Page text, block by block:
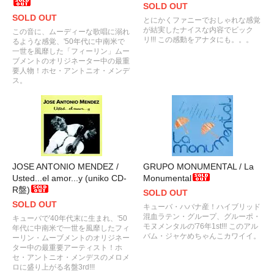
SOLD OUT
この音に、ムーディーな歌唱に溺れ
るような感覚、'50年代に中南米で
一世を風靡した「フィーリン」ムー
ブメントのオリジネーター中の最重
要人物！ホセ・アントニオ・メンデ
ス。
SOLD OUT
とにかくファニーでおしゃれな感覚
が結実したナイスな内容でビック
リ!!! この感動をアナタにも。。。
JOSE ANTONIO MENDEZ /
Usted...el amor...y (uniko CD-
R盤)
SOLD OUT
キューバで'40年代末に生まれ、'50
年代に中南米で一世を風靡したフィ
ーリン・ムーブメントのオリジネー
ター中の最重要アーティスト！ホ
セ・アントニオ・メンデスのメロメ
ロに盛り上がる名盤3rd!!!
GRUPO MONUMENTAL / La
Monumental
SOLD OUT
キューバ・ハバナ産！ハイブリッド
混血ラテン・グループ、グルーポ・
モヌメンタルの'76年1st!!! このアル
バム・ジャケめちゃんこカワイイ。